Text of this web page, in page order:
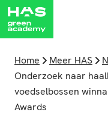
Home Meer HAS
Onderzoek naar
voedselbossen
Awards